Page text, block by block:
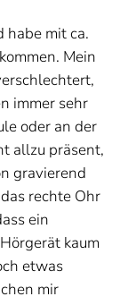
habe mit ca.
Mein
immer sehr
oder an der
allzu präsent,
gravierend
rechte Ohr
ein
kaum
etwas
mir